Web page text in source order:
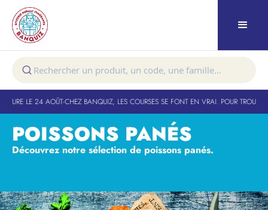
LE 24 AOÛT-CHEZ BANQUIZ, LES COURSES SE FONT EN VRAI. POUR TROUVER
POISSONS PANÉS
Découvrez notre sélection de poissons panés.